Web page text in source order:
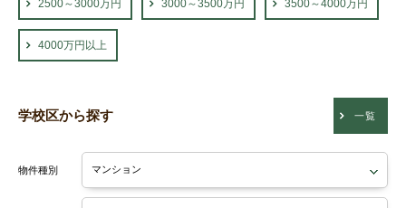
2500～3000万円 3000～3500万円 3500～4000万円
4000万円以上
学校区から探す 一覧
物件種別